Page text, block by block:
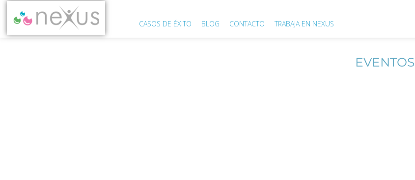
CASOS DE ÉXITO BLOG CONTACTO TRABAJA EN NEXUS
EVENTOS